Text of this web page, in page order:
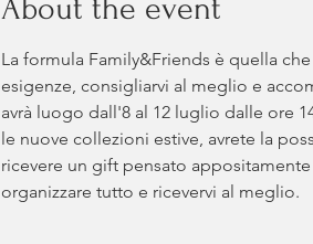
About the event
La formula Family&Friends è quella
esigenze, consigliarvi al meglio e
avrà luogo dall'8 al 12 luglio dalle ore
le nuove collezioni estive, avrete la
ricevere un gift pensato
organizzare tutto e ricevervi al meglio.